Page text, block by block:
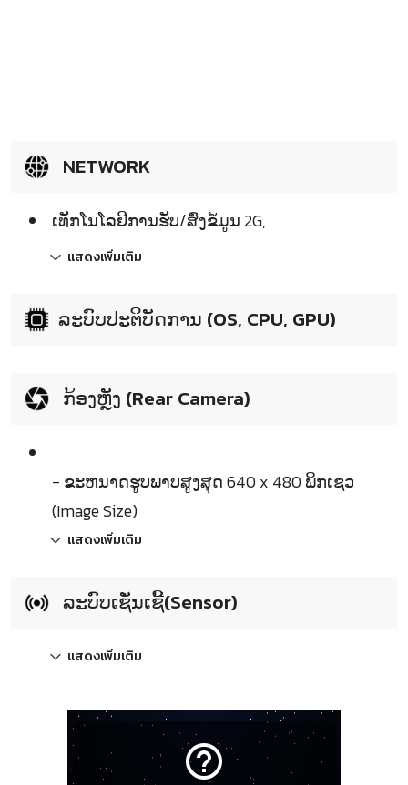
NETWORK
ເທັກໂນໂລຢີການຮັບ/ສົ່ງຂໍ້ມູນ 2G,
แสดงเพิ่มเติม
ລະບົບປະຕິບັດການ (OS, CPU, GPU)
ກ້ອງຫຼັງ (Rear Camera)
- ຂະຫນາດຮູບພາບສູງສຸດ 640 x 480 ພິກເຊວ
(Image Size)
แสดงเพิ่มเติม
ລະບົບເຊັ່ນເຊີ້(Sensor)
แสดงเพิ่มเติม
help_outline